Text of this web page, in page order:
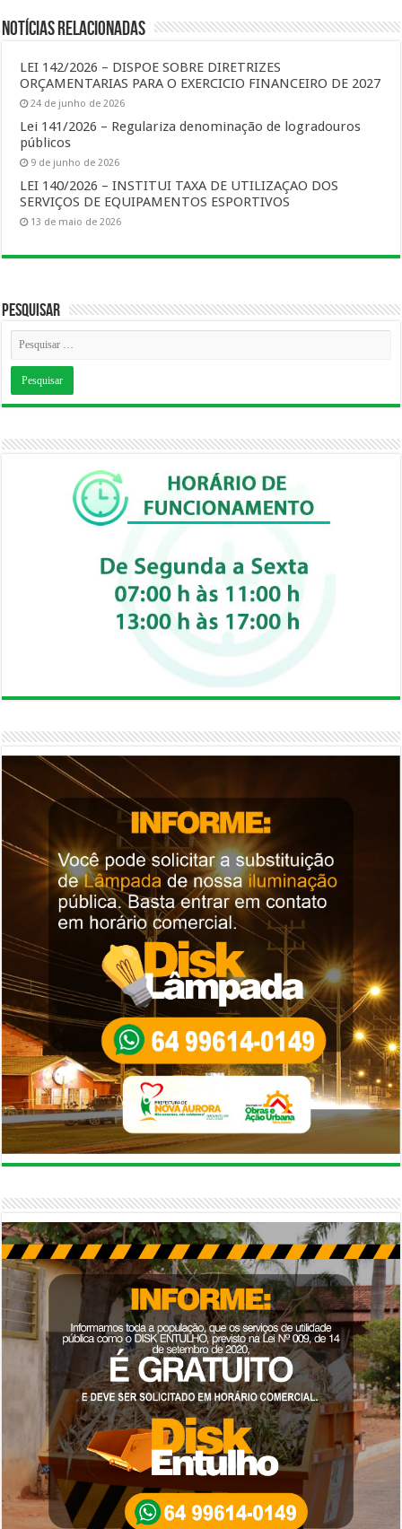
Notícias Relacionadas
LEI 142/2026 – DISPOE SOBRE DIRETRIZES
ORÇAMENTARIAS PARA O EXERCICIO FINANCEIRO DE 2027
24 de junho de 2026
Lei 141/2026 – Regulariza denominação de logradouros
públicos
9 de junho de 2026
LEI 140/2026 – INSTITUI TAXA DE UTILIZAÇAO DOS
SERVIÇOS DE EQUIPAMENTOS ESPORTIVOS
13 de maio de 2026
Pesquisar